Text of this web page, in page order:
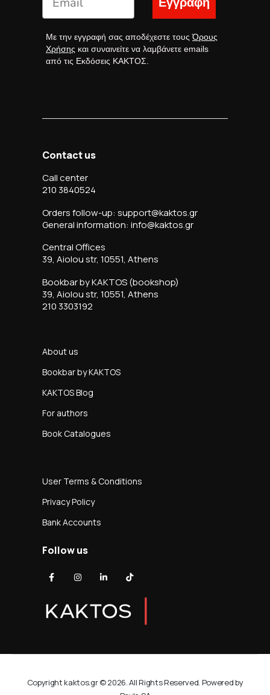
Με την εγγραφή σας αποδέχεστε τουςΌρους
Χρήσης και συναινείτε να λαμβάνετε emails
από τις Εκδόσεις ΚΑΚΤΟΣ.
Contact us
Call center
210 3840524
Orders follow-up: support@kaktos.gr
General information: info@kaktos.gr
Central Offices
39, Aiolou str, 10551, Athens
Bookbar by KAKTOS (bookshop)
39, Aiolou str, 10551, Athens
210 3303192
About us
Bookbar by KAKTOS
KAKTOS Blog
For authors
Book Catalogues
User Terms & Conditions
Privacy Policy
Bank Accounts
Follow us
Copyright kaktos.gr © 2026. All Rights Reserved. Powered by